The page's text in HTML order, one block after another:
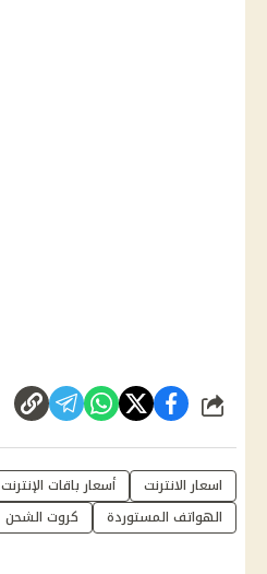
شارك
اسعار الانترنت أسعار باقات الإنترنت
الهواتف المستوردة
كروت الشحن